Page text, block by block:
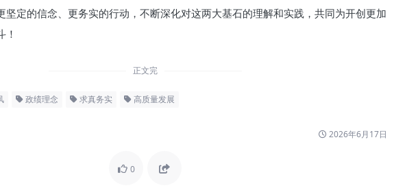
坚定的信念、更务实的行动，不断深化对这两大基石的理解和实践，共同为开创更加
！
正文完
政绩理念 求真务实 高质量发展
2026年6月17日
0